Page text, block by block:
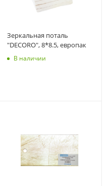
Зеркальная поталь
"DECORO", 8*8.5, европак
В наличии